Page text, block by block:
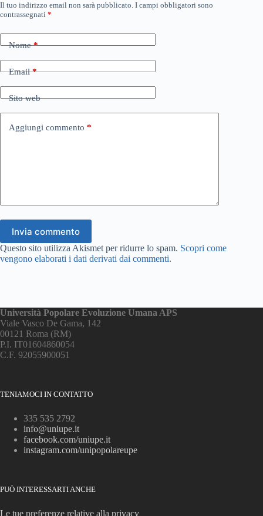
Il tuo indirizzo email non sarà pubblicato. I campi obbligatori sono
contrassegnati *
Nome*
Email*
Sito web
Aggiungi commento *
Invia commento
Questo sito utilizza Akismet per ridurre lo spam. Scopri come
vengono elaborati i dati derivati dai commenti.
Università Popolare Evoluzione Umana APS
Viale Vasco De Gama, 142
00121 Roma (RM)
P.I. IT01604860054
C.F. 92055900051
TENIAMOCI IN CONTATTO
335 535 2792
info@uniupe.it
facebook.com/uniupe.it
instagram.com/unipopolareupe
PUÒ INTERESSARTI ANCHE
Le tue preferenze relative alla privacy